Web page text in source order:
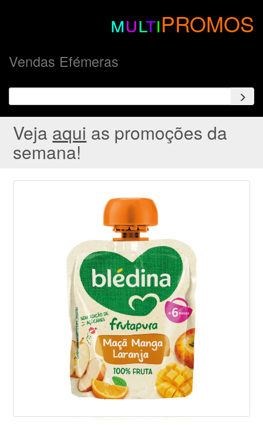
multiPROMOS
Vendas Efémeras
Veja aqui as promoções da
semana!